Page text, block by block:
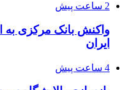
2 ساعت پیش
واکنش بانک مرکزی به
ایران
4 ساعت پیش